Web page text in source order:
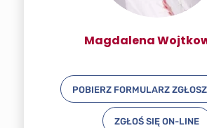
Magdalena
POBIERZ FORMULARZ
ZGŁOŚ SIĘ ON-LINE